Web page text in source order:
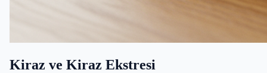
Kiraz ve Kiraz Ekstresi